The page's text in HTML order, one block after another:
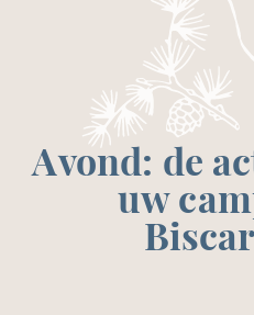
Avond: de
uw